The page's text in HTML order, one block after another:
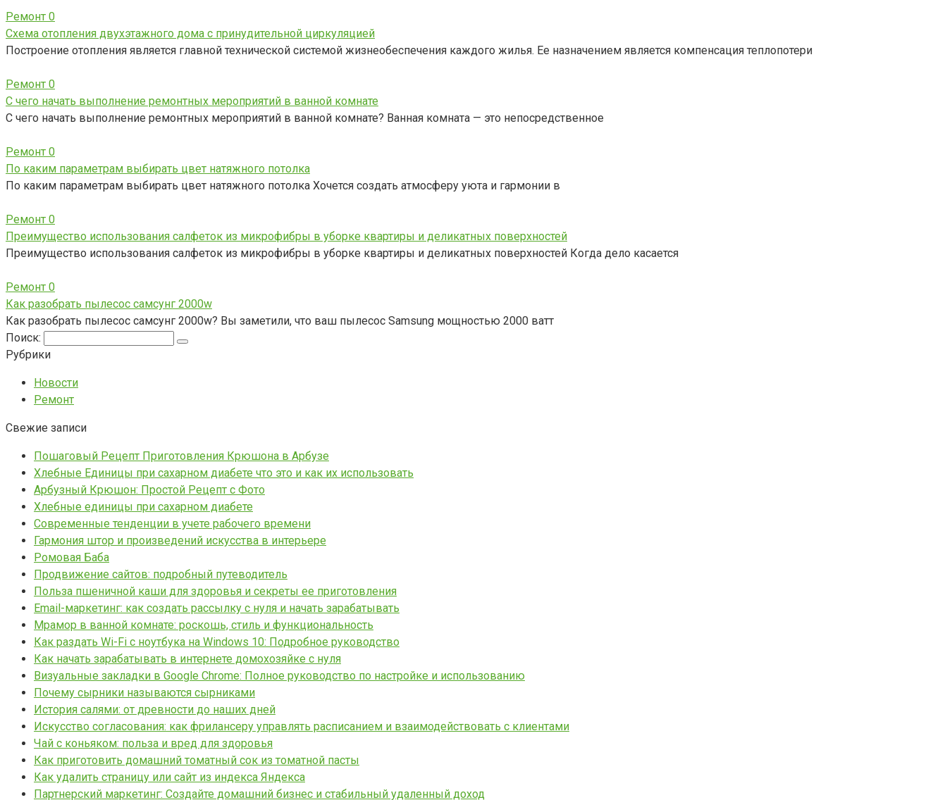
Ремонт 0
Схема отопления двухэтажного дома с принудительной циркуляцией
Построение отопления является главной технической системой жизнеобеспечения каждого жилья. Ее назначением является компенсация теплопотери
Ремонт 0
С чего начать выполнение ремонтных мероприятий в ванной комнате
С чего начать выполнение ремонтных мероприятий в ванной комнате? Ванная комната — это непосредственное
Ремонт 0
По каким параметрам выбирать цвет натяжного потолка
По каким параметрам выбирать цвет натяжного потолка Хочется создать атмосферу уюта и гармонии в
Ремонт 0
Преимущество использования салфеток из микрофибры в уборке квартиры и деликатных поверхностей
Преимущество использования салфеток из микрофибры в уборке квартиры и деликатных поверхностей Когда дело касается
Ремонт 0
Как разобрать пылесос самсунг 2000w
Как разобрать пылесос самсунг 2000w? Вы заметили, что ваш пылесос Samsung мощностью 2000 ватт
Поиск:
Рубрики
Новости
Ремонт
Свежие записи
Пошаговый Рецепт Приготовления Крюшона в Арбузе
Хлебные Единицы при сахарном диабете что это и как их использовать
Арбузный Крюшон: Простой Рецепт с Фото
Хлебные единицы при сахарном диабете
Современные тенденции в учете рабочего времени
Гармония штор и произведений искусства в интерьере
Ромовая Баба
Продвижение сайтов: подробный путеводитель
Польза пшеничной каши для здоровья и секреты ее приготовления
Email-маркетинг: как создать рассылку с нуля и начать зарабатывать
Мрамор в ванной комнате: роскошь, стиль и функциональность
Как раздать Wi-Fi с ноутбука на Windows 10: Подробное руководство
Как начать зарабатывать в интернете домохозяйке с нуля
Визуальные закладки в Google Chrome: Полное руководство по настройке и использованию
Почему сырники называются сырниками
История салями: от древности до наших дней
Искусство согласования: как фрилансеру управлять расписанием и взаимодействовать с клиентами
Чай с коньяком: польза и вред для здоровья
Как приготовить домашний томатный сок из томатной пасты
Как удалить страницу или сайт из индекса Яндекса
Партнерский маркетинг: Создайте домашний бизнес и стабильный удаленный доход